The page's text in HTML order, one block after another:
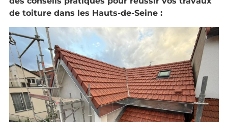
de toiture dans les Hauts-de-Seine :